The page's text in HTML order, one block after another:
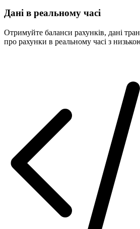
Дані в реальному часі
Отримуйте баланси рахунків, дані
про рахунки в реальному часі з